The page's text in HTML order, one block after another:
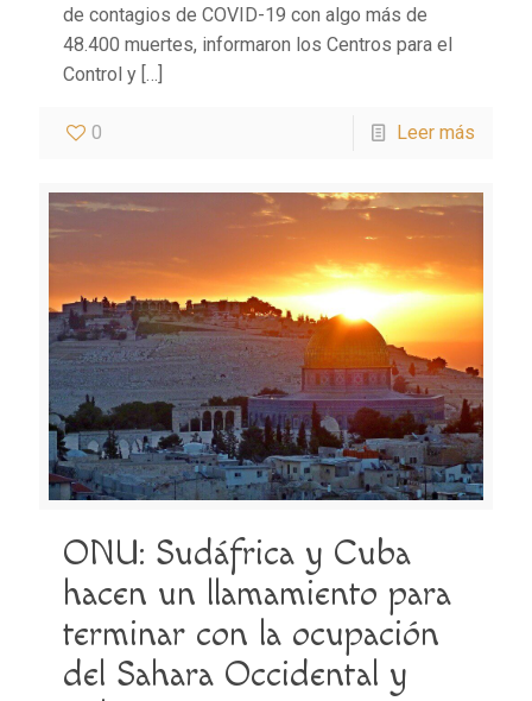
de contagios de COVID-19 con algo más de
48.400 muertes, informaron los Centros para el
Control y […]
0 Leer más
ONU: Sudáfrica y Cuba
hacen un llamamiento para
terminar con la ocupación
del Sahara Occidental y